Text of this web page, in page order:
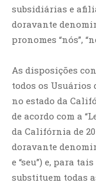
subsidiárias e
doravante
pronomes “nós”,
As disposições
todos os Usuários
no estado da
de acordo com a
da Califórnia de
doravante
e “seu”) e, para
substituem todas